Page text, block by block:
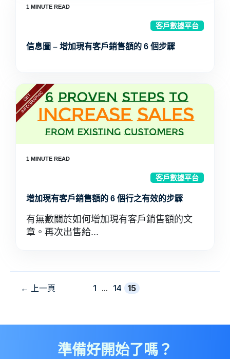
客戶數據平台
信息圖 – 增加現有客戶銷售額的 6 個步驟
客戶數據平台
增加現有客戶銷售額的 6 個行之有效的步驟
有無數關於如何增加現有客戶銷售額的文
章。再次出售給...
← 上一頁 頁
1 ... 頁
14 頁
15
準備好開始了嗎？